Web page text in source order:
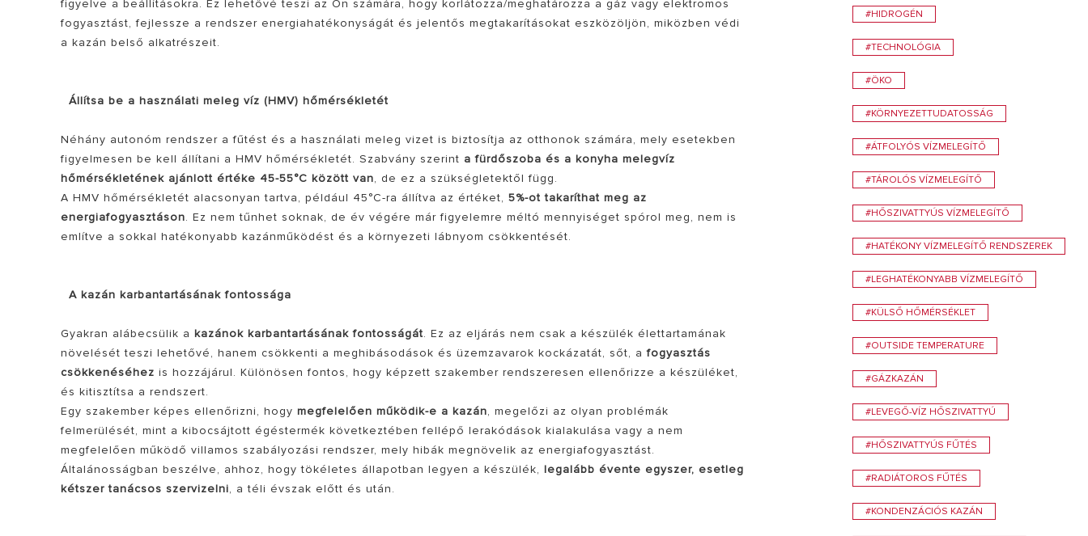
figyelve a beállításokra. Ez lehetővé teszi az Ön számára, hogy korlátozza/meghatározza a gáz vagy elektromos
fogyasztást, fejlessze a rendszer energiahatékonyságát és jelentős megtakarításokat eszközöljön, miközben védi
a kazán belső alkatrészeit.
Állítsa be a használati meleg víz (HMV) hőmérsékletét
Néhány autonóm rendszer a fűtést és a használati meleg vizet is biztosítja az otthonok számára, mely esetekben
figyelmesen be kell állítani a HMV hőmérsékletét. Szabvány szerint a fürdőszoba és a konyha melegvíz
hőmérsékletének ajánlott értéke 45-55°C között van, de ez a szükségletektől függ.
A HMV hőmérsékletét alacsonyan tartva, például 45°C-ra állítva az értéket,5%-ot takaríthat meg az
energiafogyasztáson. Ez nem tűnhet soknak, de év végére már figyelemre méltó mennyiséget spórol meg, nem is
említve a sokkal hatékonyabb kazánműködést és a környezeti lábnyom csökkentését.
A kazán karbantartásának fontossága
Gyakran alábecsülik akazánok karbantartásának fontosságát. Ez az eljárás nem csak a készülék élettartamának
növelését teszi lehetővé, hanem csökkenti a meghibásodások és üzemzavarok kockázatát, sőt, a fogyasztás
csökkenéséhez is hozzájárul. Különösen fontos, hogy képzett szakember rendszeresen ellenőrizze a készüléket,
és kitisztítsa a rendszert.
Egy szakember képes ellenőrizni, hogymegfelelően működik-e a kazán, megelőzi az olyan problémák
felmerülését, mint a kibocsájtott égéstermék következtében fellépő lerakódások kialakulása vagy a nem
megfelelően működő villamos szabályozási rendszer, mely hibák megnövelik az energiafogyasztást.
Általánosságban beszélve, ahhoz, hogy tökéletes állapotban legyen a készülék,legalább évente egyszer, esetleg
kétszer tanácsos szervizelni, a téli évszak előtt és után.
#HIDROGÉN
#TECHNOLÓGIA
#ÖKO
#KÖRNYEZETTUDATOSSÁG
#ÁTFOLYÓS VÍZMELEGÍTŐ
#TÁROLÓS VÍZMELEGÍTŐ
#HŐSZIVATTYÚS VÍZMELEGÍTŐ
#HATÉKONY VÍZMELEGÍTŐ RENDSZEREK
#LEGHATÉKONYABB VÍZMELEGÍTŐ
#KÜLSŐ HŐMÉRSÉKLET
#OUTSIDE TEMPERATURE
#GÁZKAZÁN
#LEVEGŐ-VÍZ HŐSZIVATTYÚ
#HŐSZIVATTYÚS FŰTÉS
#RADIÁTOROS FŰTÉS
#KONDENZÁCIÓS KAZÁN